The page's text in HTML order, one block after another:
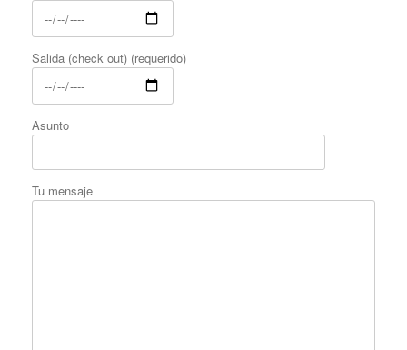
Salida (check out) (requerido)
Asunto
Tu mensaje